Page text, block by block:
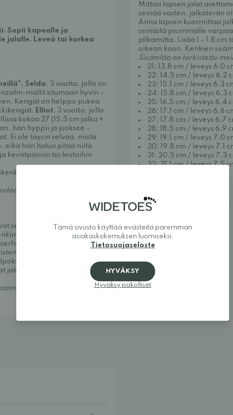
Sopii kapealle ja
jalalle. Leveä tai korkea
Selda , 3 vuotta, jolla on
mallit istumaan hyvin –
Kengät on helppo pukea
Elliot , 3 vuotta, jolla
kokoa 27 (15,5 cm jalka +
hän hyppii ja juoksee –
Ei ole täysin selvää, mistä
eikä hän halua pitää niitä
kevätpäiviin tai leutoihin
lapsille koossa 21-32.
& Care -suihkeella
sekä mukavat että
jalkamuotoisiin kenkiin,
Tavoitteenamme on
kenkien valikoimista ja
Kengät antavat
jalan luonnollisen liikkeen.
Mittaa lapsen jalat
seinää vasten, jalkaterän
Anna lapsen kuormittaa
seinästä pisimmälle
jalkamitta. Lisää 1 – 1.8 cm
oikean koon. Kenkien
Sisämitta on tarkistettu
21: 13.8 cm / leveys 6.0
22: 14.5 cm / leveys 6.2
23: 15.1 cm / leveys 6.3
24: 15.8 cm / leveys 6.3
25: 16.5 cm / leveys 6.4
26: 17.1 cm / leveys 6.6
27: 17.8 cm / leveys 6.7
28: 18.5 cm / leveys 6.9
29: 19.1 cm / leveys 7.0
30: 19.8 cm / leveys 7.1
31: 20.5 cm / leveys 7.3
32: 21.1 cm / leveys 7.5
Tämä sivusto käyttää evästeitä paremman
asiakaskokemuksen luomiseksi.
Tietosuojaseloste
HYVÄKSY
Hyväksy pakolliset